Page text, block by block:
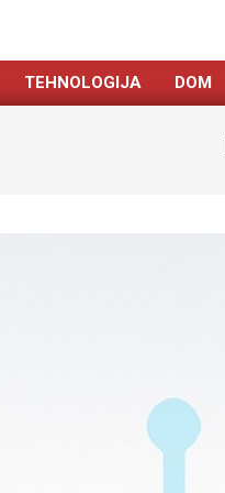
TEHNOLOGIJA DOM